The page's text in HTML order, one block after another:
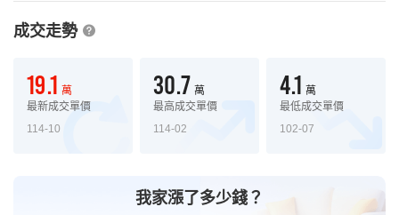
成交走勢
19.1 萬
最新成交單價
114-10
30.7 萬
最高成交單價
114-02
4.1 萬
最低成交單價
102-07
我家漲了多少錢？